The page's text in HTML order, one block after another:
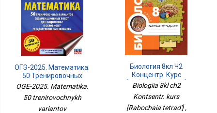
ОГЭ-2025. Математика.
50 Тренировочных
Вариантов
Работ Для Подготовки К
ОГЭ
OGE-2025. Matematika.
50 trenirovochnykh
variantov
Биология 8кл Ч2
Концентр. Курс
[Рабочая Тетрадь]
Biologiia 8kl ch2
Kontsentr. kurs
[Rabochaia tetrad'] ,